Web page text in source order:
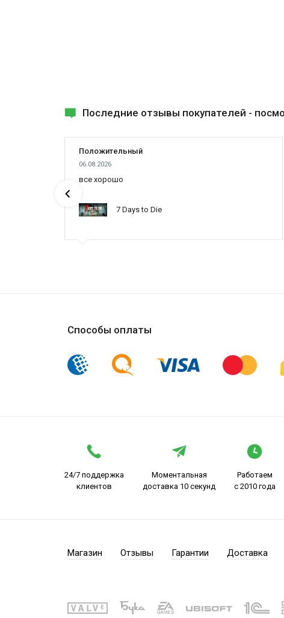
Последние отзывы покупателей -
Положительный
06.08.2026
все хорошо
7 Days to Die
Способы оплаты
24/7 поддержка
клиентов
Моментальная
доставка 10 секунд
Работаем
с 2010 года
Магазин Отзывы Гарантии Доставка